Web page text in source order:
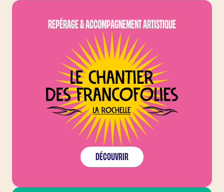
LE CHANTIER DES
REPÉRAGE & ACCOMPAGNEMENT ARTISTIQUE
DÉCOUVRIR